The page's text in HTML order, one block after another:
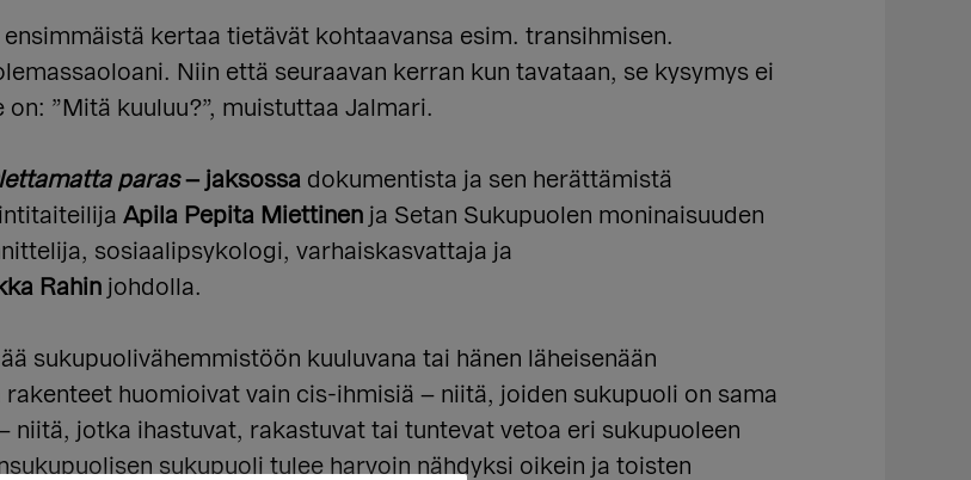
kertaa tietävät kohtaavansa esim. transihmisen.
Niin että seuraavan kerran kun tavataan, se kysymys ei
”Mitä kuuluu?”, muistuttaa Jalmari.
paras– jaksossa dokumentista ja sen herättämistä
Apila Pepita Miettinen ja Setan Sukupuolen moninaisuuden
sosiaalipsykologi, varhaiskasvattaja ja
Rahin johdolla.
sukupuolivähemmistöön kuuluvana tai hänen läheisenään
huomioivat vain cis-ihmisiä – niitä, joiden sukupuoli on sama
niitä, jotka ihastuvat, rakastuvat tai tuntevat vetoa eri sukupuoleen
sukupuoli tulee harvoin nähdyksi oikein ja toisten